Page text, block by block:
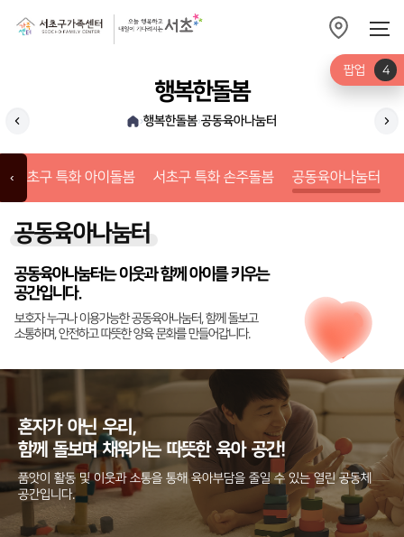
행복한돌봄
서초구 특화 손주돌봄 ›행복한돌봄›공동육아나눔터 후
‹ 서초구 특화 아이돌봄 서초구 특화 손주돌봄 공동육아나눔터
공동육아나눔터
공동육아나눔터는 이웃과 함께 아이를 키우는
공간입니다.
보호자 누구나 이용가능한 공동육아나눔터, 함께 돌보고
소통하며, 안전하고 따뜻한 양육 문화를 만들어갑니다.
혼자가 아닌 우리,
함께 돌보며 채워가는 따뜻한 육아 공간!
품앗이 활동 및 이웃과 소통을 통해 육아부담을 줄일 수 있는 열린 공동체
공간입니다.
팝업 4